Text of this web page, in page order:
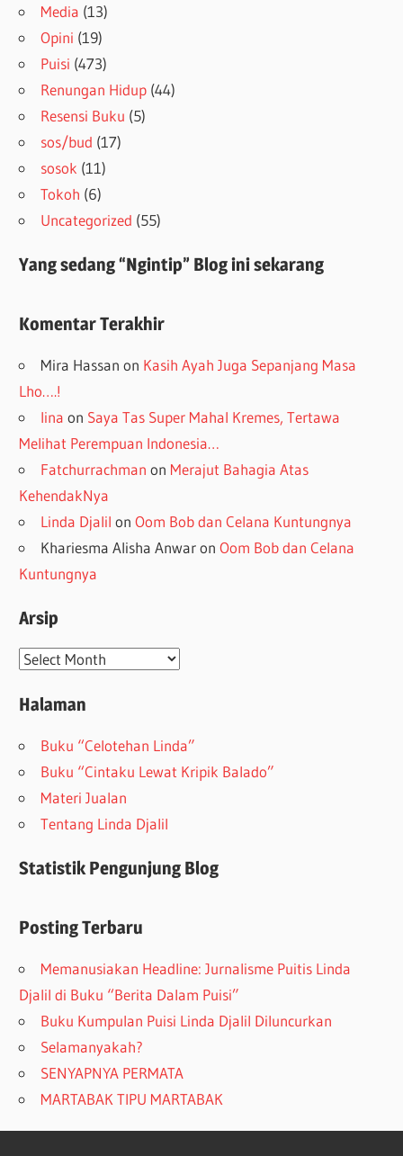
Media (13)
Opini (19)
Puisi (473)
Renungan Hidup (44)
Resensi Buku (5)
sos/bud (17)
sosok (11)
Tokoh (6)
Uncategorized (55)
Yang sedang “Ngintip” Blog ini sekarang
Komentar Terakhir
Mira Hassan on Kasih Ayah Juga Sepanjang Masa
Lho….!
lina on Saya Tas Super Mahal Kremes, Tertawa
Melihat Perempuan Indonesia…
Fatchurrachman on Merajut Bahagia Atas
KehendakNya
Linda Djalil onOom Bob dan Celana Kuntungnya
Khariesma Alisha AnwaronOom Bob dan Celana
Kuntungnya
Arsip
Arsip
Halaman
Buku “Celotehan Linda”
Buku “Cintaku Lewat Kripik Balado”
Materi Jualan
Tentang Linda Djalil
Statistik Pengunjung Blog
Posting Terbaru
Memanusiakan Headline: Jurnalisme Puitis Linda
Djalil di Buku “Berita Dalam Puisi”
Buku Kumpulan Puisi Linda Djalil Diluncurkan
Selamanyakah?
SENYAPNYA PERMATA
MARTABAK TIPU MARTABAK